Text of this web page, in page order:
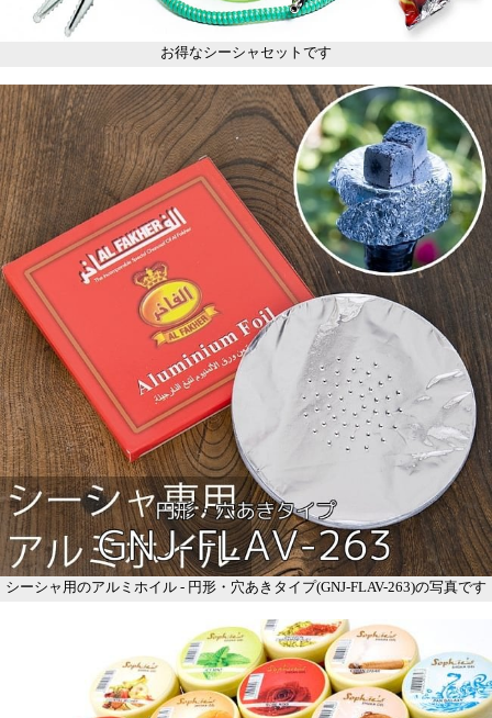
お得なシーシャセットです
シーシャ用のアルミホイル - 円形・穴あきタイプ(GNJ-FLAV-263)の写真です